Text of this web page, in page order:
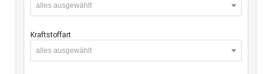
alles ausgewählt
Kraftstoffart
alles ausgewählt